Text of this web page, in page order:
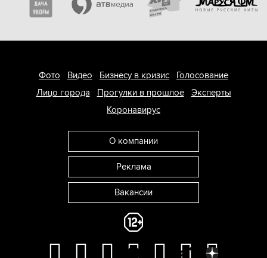
Фото Видео Бизнесу в кризис
Голосование
Лицо города
Прогулки в прошлое
Эксперты
Коронавирус
О компании
Реклама
Вакансии